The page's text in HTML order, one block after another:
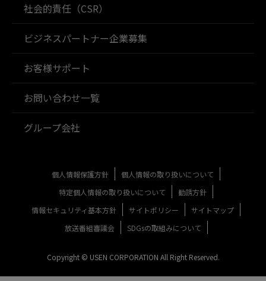
社会的責任（CSR）
ビジネスパートナー企業募集
お客様サポート
お問い合わせ一覧
グループ会社
個人情報保護方針
個人情報の取り扱いについて
特定個人情報の取り扱いについて
勧誘方針
情報セキュリティ基本方針
サイトポリシー
サイトマップ
放送番組審議会
SDGsの取組みについて
Copyright © USEN CORPORATION All Right Reserved.